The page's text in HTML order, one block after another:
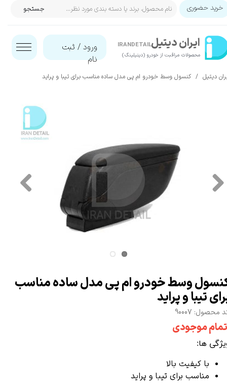
ایران‌ دیتیل
محصولات مراقبت از خودرو (دیتیلینگ)​​​​​​​
IRANDETAIL ورود / ثبت
نام
حساب کاربری من
تغییر گذر واژه
جستجو خرید حضوری
دیتیل کنسول وسط خودرو ام پی مدل ساده مناسب برای تیبا و پراید
وسط خودرو ام پی مدل ساده مناسب
تیبا و پراید
محصول: 90007
موجودی
ها:
با کیفیت بالا
مناسب برای تیبا و پراید